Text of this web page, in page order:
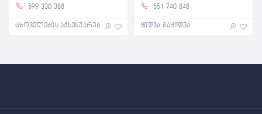
599 330 388
ცხოველების აქსესუარები ზოომაღაზიები საკვები
551 740 848
ყიდვა გაყიდვა